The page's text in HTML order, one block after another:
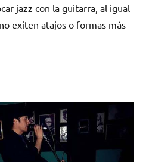
jazz con la guitarra, al igual
exiten atajos o formas más